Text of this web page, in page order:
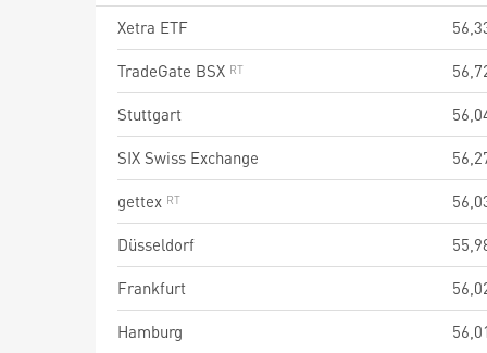
Xetra ETF
TradeGate BSX
Stuttgart
SIX Swiss Exchange
gettex
Düsseldorf
Frankfurt
Hamburg